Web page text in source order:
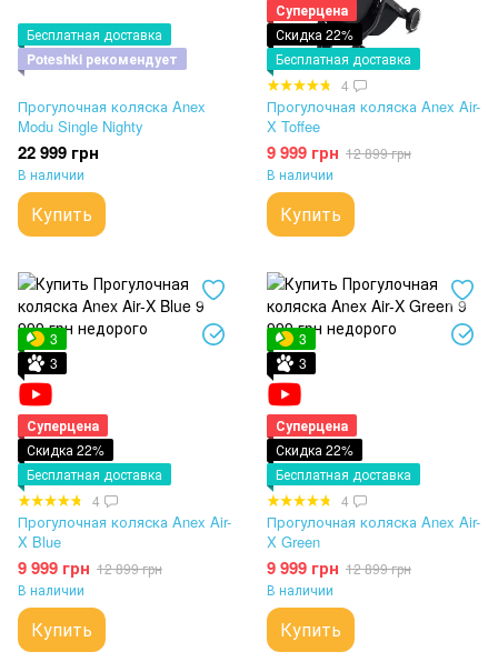
Бесплатная доставка
Poteshki рекомендует
Прогулочная коляска Anex
Modu Single Nighty
22 999 грн
В наличии
Купить
Суперцена
Скидка 22%
Бесплатная доставка
4
Прогулочная коляска Anex Air-
X Toffee
9 999 грн 12 899 грн
В наличии
Купить
3
3
Суперцена
Скидка 22%
Бесплатная доставка
4
Прогулочная коляска Anex Air-
X Blue
9 999 грн 12 899 грн
В наличии
Купить
3
3
Суперцена
Скидка 22%
Бесплатная доставка
4
Прогулочная коляска Anex Air-
X Green
9 999 грн 12 899 грн
В наличии
Купить